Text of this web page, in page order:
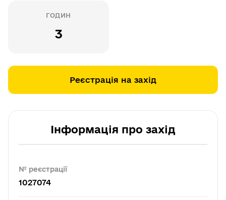
ГОДИН
3
Реєстрація на захід
Інформація про захід
№ реєстрації
1027074